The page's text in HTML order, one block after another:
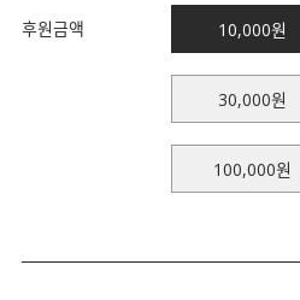
후원금액 10,000원
30,000원
100,000원